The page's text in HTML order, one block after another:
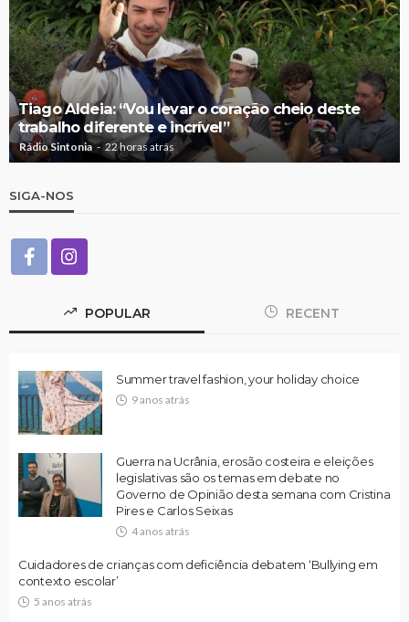
Tiago Aldeia: “Vou levar o coração cheio deste
trabalho diferente e incrível”
Rádio Sintonia 22 horas atrás
SIGA-NOS
POPULAR RECENT
Summer travel fashion, your holiday choice
9 anos atrás
Guerra na Ucrânia, erosão costeira e eleições
legislativas são os temas em debate no
Governo de Opinião desta semana com Cristina
Pires e Carlos Seixas
4 anos atrás
Cuidadores de crianças com deficiência debatem ‘Bullying em
contexto escolar’
5 anos atrás